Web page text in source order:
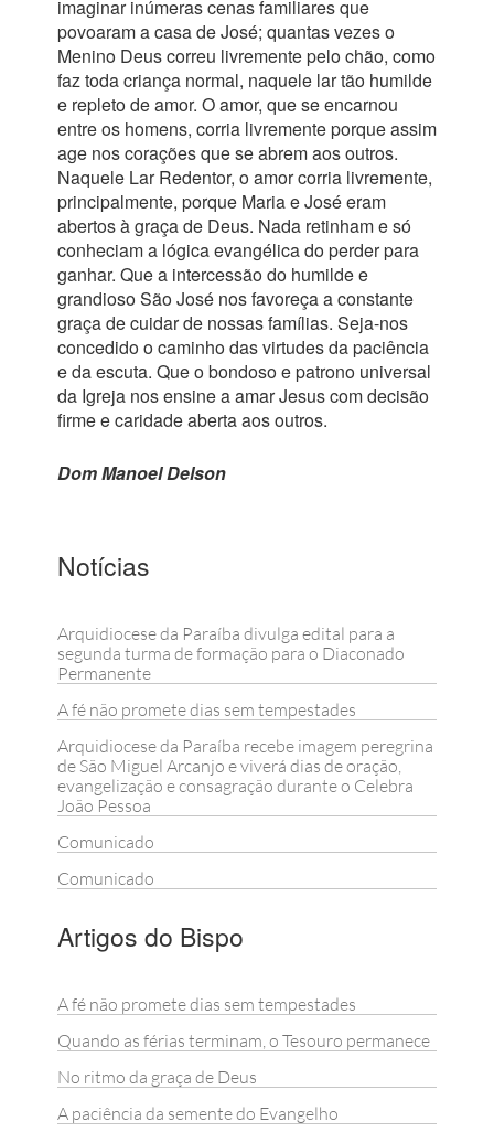
imaginar inúmeras cenas familiares que
povoaram a casa de José; quantas vezes o
Menino Deus correu livremente pelo chão, como
faz toda criança normal, naquele lar tão humilde
e repleto de amor. O amor, que se encarnou
entre os homens, corria livremente porque assim
age nos corações que se abrem aos outros.
Naquele Lar Redentor, o amor corria livremente,
principalmente, porque Maria e José eram
abertos à graça de Deus. Nada retinham e só
conheciam a lógica evangélica do perder para
ganhar. Que a intercessão do humilde e
grandioso São José nos favoreça a constante
graça de cuidar de nossas famílias. Seja-nos
concedido o caminho das virtudes da paciência
e da escuta. Que o bondoso e patrono universal
da Igreja nos ensine a amar Jesus com decisão
firme e caridade aberta aos outros.
Dom Manoel Delson
Notícias
Arquidiocese da Paraíba divulga edital para a
segunda turma de formação para o Diaconado
Permanente
A fé não promete dias sem tempestades
Arquidiocese da Paraíba recebe imagem peregrina
de São Miguel Arcanjo e viverá dias de oração,
evangelização e consagração durante o Celebra
João Pessoa
Comunicado
Comunicado
Artigos do Bispo
A fé não promete dias sem tempestades
Quando as férias terminam, o Tesouro permanece
No ritmo da graça de Deus
A paciência da semente do Evangelho